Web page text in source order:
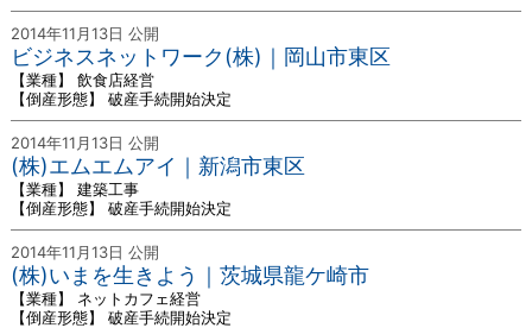
2014年11月13日 公開
ビジネスネットワーク(株)｜岡山市東区
【業種】 飲食店経営
【倒産形態】 破産手続開始決定
2014年11月13日 公開
(株)エムエムアイ｜新潟市東区
【業種】 建築工事
【倒産形態】 破産手続開始決定
2014年11月13日 公開
(株)いまを生きよう｜茨城県龍ケ崎市
【業種】 ネットカフェ経営
【倒産形態】 破産手続開始決定